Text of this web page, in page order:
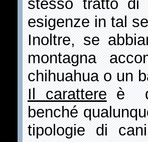
stesso tratto
esigenze in tal
Inoltre, se
montagna
chihuahua o un
Il carattereè
benché
tipologie di